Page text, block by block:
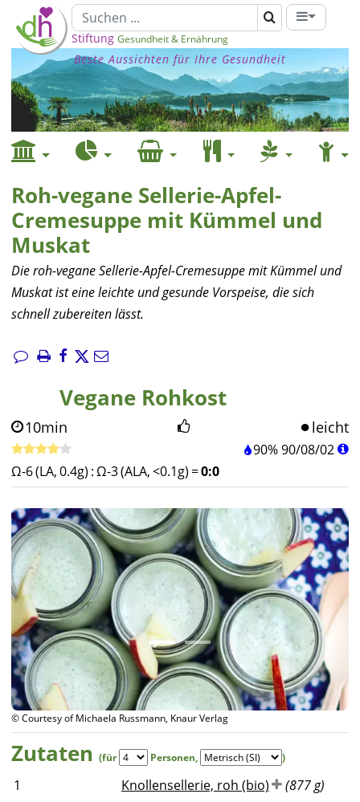
Stiftung Gesundheit & Ernährung
Beste Aussichten für Ihre Gesundheit
Roh-vegane Sellerie-Apfel-
Cremesuppe mit Kümmel und
Muskat
Die roh-vegane Sellerie-Apfel-Cremesuppe mit Kümmel und
Muskat ist eine leichte und gesunde Vorspeise, die sich
schnell zubereiten lässt.
Vegane Rohkost
10min leicht
90%90/08/02
Ω-6 (LA, 0.4g) :Ω-3 (ALA, <0.1g) =0:0
© Courtesy of Michaela Russmann, Knaur Verlag
Zutaten (für Personen, )
1 Knollensellerie, roh (bio)
(877 g)